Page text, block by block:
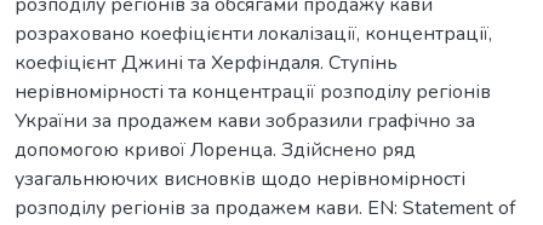
розраховано коефіцієнти локалізації, концентрації,
коефіцієнт Джині та Херфіндаля. Ступінь
нерівномірності та концентрації розподілу регіонів
України за продажем кави зобразили графічно за
допомогою кривої Лоренца. Здійснено ряд
узагальнюючих висновків щодо нерівномірності
розподілу регіонів за продажем кави. EN: Statement of